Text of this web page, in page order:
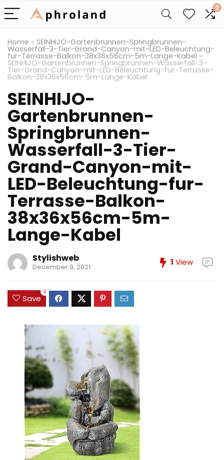
0
Home » SEINHIJO-Gartenbrunnen-Springbrunnen-
Wasserfall-3-Tier-Grand-Canyon-mit-LED-Beleuchtung-
fur-Terrasse-Balkon-38x36x56cm-5m-Lange-Kabel »
SEINHIJO-Gartenbrunnen-Springbrunnen-Wasserfall-3-
Tier-Grand-Canyon-mit-LED-Beleuchtung-fur-Terrasse-
Balkon-38x36x56cm-5m-Lange-Kabel
SEINHIJO-
Gartenbrunnen-
Springbrunnen-
Wasserfall-3-Tier-
Grand-Canyon-mit-
LED-Beleuchtung-fur-
Terrasse-Balkon-
38x36x56cm-5m-
Lange-Kabel
Stylishweb
December 9, 2021 1 View
Save
0